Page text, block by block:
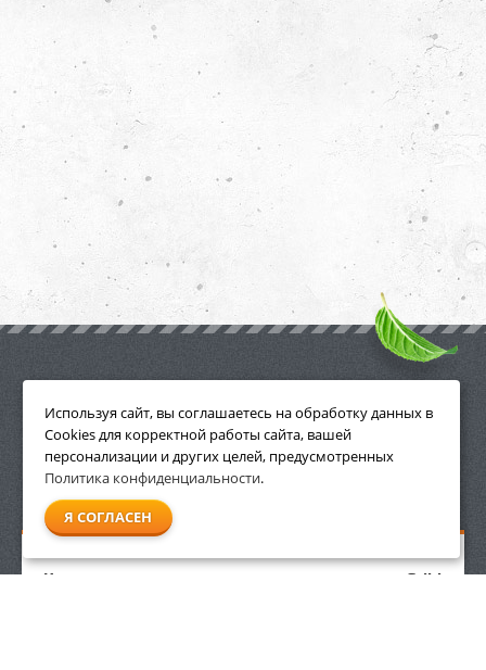
ПРИНАДЛЕЖНОСТИ
СМОТРЕТЬ ВСЕ
Круг для заточки цепей и ножей мотоножниц Stihl
Используя сайт, вы соглашаетесь на обработку данных в
Cookies для корректной работы сайта, вашей
персонализации и других целей, предусмотренных
Политика конфиденциальности.
Я СОГЛАСЕН